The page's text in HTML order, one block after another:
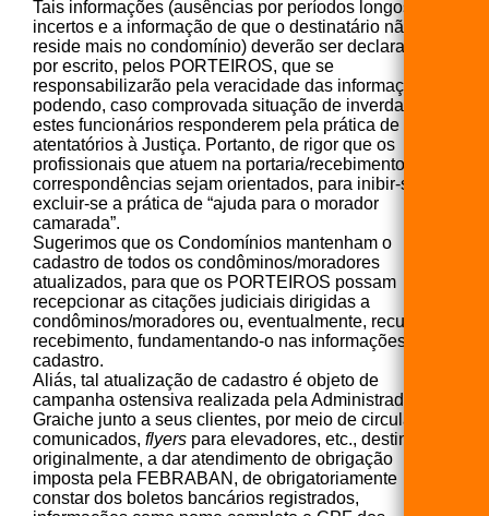
Tais informações (ausências por períodos longos ou
incertos e a informação de que o destinatário não
reside mais no condomínio) deverão ser declaradas,
por escrito, pelos PORTEIROS, que se
responsabilizarão pela veracidade das informações,
podendo, caso comprovada situação de inverdade,
estes funcionários responderem pela prática de atos
atentatórios à Justiça. Portanto, de rigor que os
profissionais que atuem na portaria/recebimento de
correspondências sejam orientados, para inibir-se e
excluir-se a prática de “ajuda para o morador
camarada”.
Sugerimos que os Condomínios mantenham o
cadastro de todos os condôminos/moradores
atualizados, para que os PORTEIROS possam
recepcionar as citações judiciais dirigidas a
condôminos/moradores ou, eventualmente, recusem o
recebimento, fundamentando-o nas informações deste
cadastro.
Aliás, tal atualização de cadastro é objeto de
campanha ostensiva realizada pela Administradora
Graiche junto a seus clientes, por meio de circulares,
comunicados, flyers para elevadores, etc., destinada,
originalmente, a dar atendimento de obrigação
imposta pela FEBRABAN, de obrigatoriamente
constar dos boletos bancários registrados,